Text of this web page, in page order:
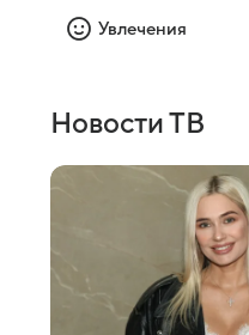
Увлечения
Новости ТВ